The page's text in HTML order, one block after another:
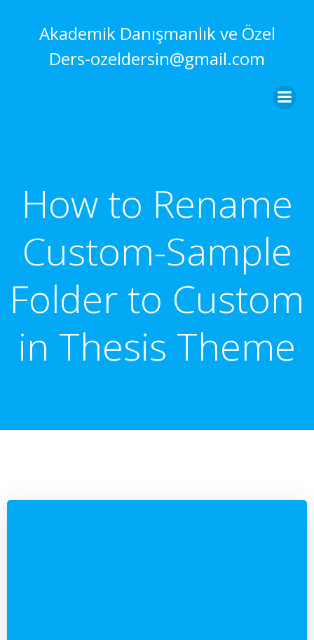
Akademik Danışmanlık ve Özel
Ders-ozeldersin@gmail.com
How to Rename
Custom-Sample
Folder to Custom
in Thesis Theme